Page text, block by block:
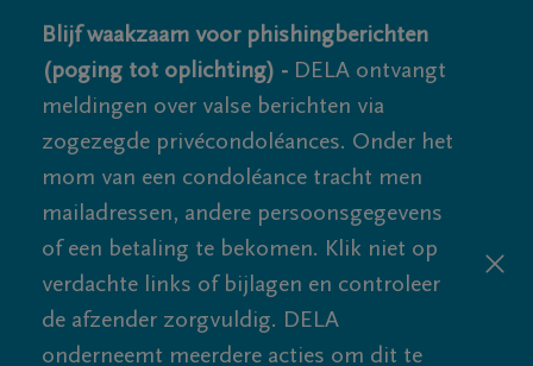
Blijf waakzaam voor phishingberichten
(poging tot oplichting) - DELA ontvangt
meldingen over valse berichten via
zogezegde privécondoléances. Onder het
mom van een condoléance tracht men
mailadressen, andere persoonsgegevens
of een betaling te bekomen. Klik niet op
verdachte links of bijlagen en controleer
de afzender zorgvuldig. DELA
onderneemt meerdere acties om dit te